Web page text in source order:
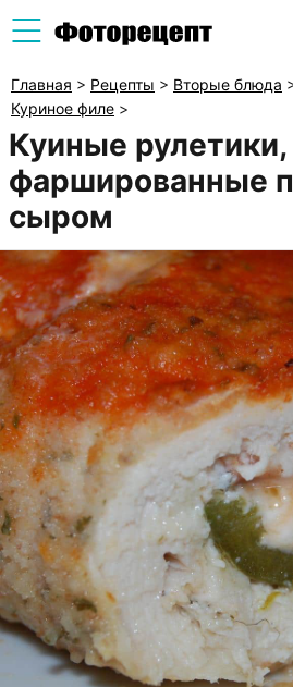
Главная > Рецепты > Вторые блюда
Куриное филе >
Куиные рулетики,
фаршированные
сыром